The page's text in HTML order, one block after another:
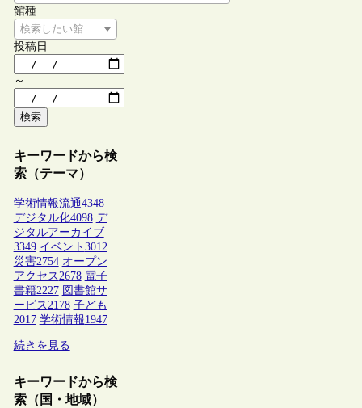
館種
検索したい館種を選択してください
投稿日
～
検索
キーワードから検
索（テーマ）
学術情報流通4348
デジタル化4098 デ
ジタルアーカイブ
3349 イベント 3012
災害2754 オープン
アクセス 2678 電子
書籍2227 図書館サ
ービス 2178 子ども
2017 学術情報1947
続きを見る
キーワードから検
索（国・地域）